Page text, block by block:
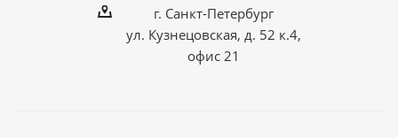
г. Санкт-Петербург
ул. Кузнецовская, д. 52 к.4,
офис 21